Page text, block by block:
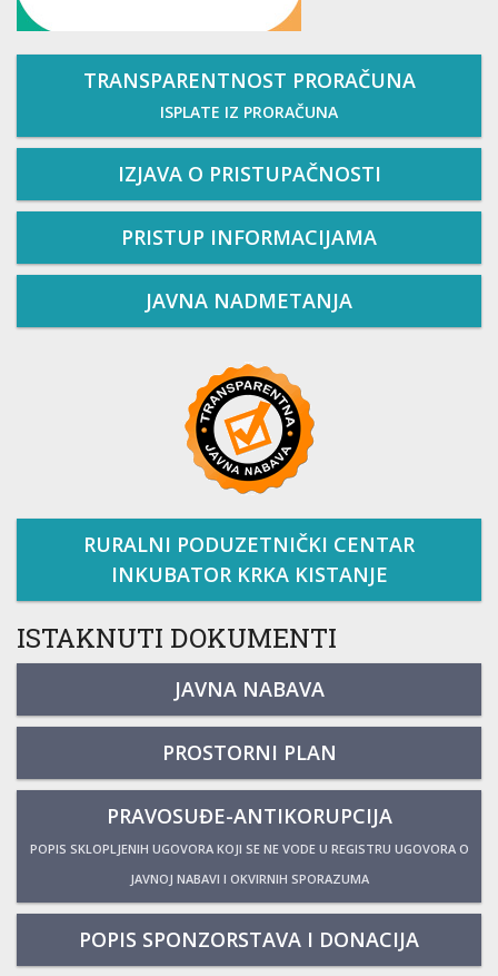
TRANSPARENTNOST PRORAČUNA
ISPLATE IZ PRORAČUNA
IZJAVA O PRISTUPAČNOSTI
PRISTUP INFORMACIJAMA
JAVNA NADMETANJA
RURALNI PODUZETNIČKI CENTAR
INKUBATOR KRKA KISTANJE
ISTAKNUTI DOKUMENTI
JAVNA NABAVA
PROSTORNI PLAN
PRAVOSUĐE-ANTIKORUPCIJA
POPIS SKLOPLJENIH UGOVORA KOJI SE NE VODE U REGISTRU UGOVORA O
JAVNOJ NABAVI I OKVIRNIH SPORAZUMA
POPIS SPONZORSTAVA I DONACIJA